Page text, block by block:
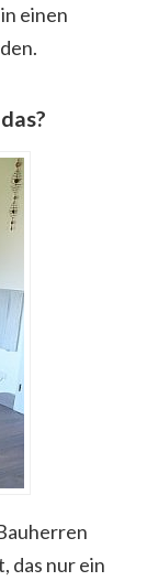
einen
das nur ein